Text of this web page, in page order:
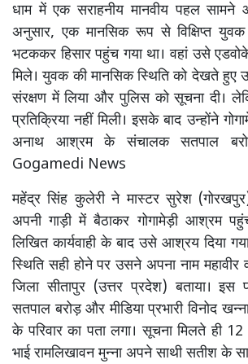
धाम में एक सराहनीय मानवीय पहल सामने
अनुसार, एक मानसिक रूप से विक्षिप्त युवक
भटककर हिसार पहुंच गया था। वहां उसे
मिले। युवक की मानसिक स्थिति को देखते हुए
संरक्षण में लिया और पुलिस को सूचना दी।
प्रतिक्रिया नहीं मिली। इसके बाद उन्होंने
अनाथ आश्रम के संचालक सतपाल
Gogamedi News
महेंद्र सिंह कुलेरी ने मास्टर सुरेश
अपनी गाड़ी में बैठाकर गोगामेड़ी आश्रम
लिखित कार्यवाही के बाद उसे आश्रय दिया
स्थिति सही होने पर उसने अपना नाम
जिला सीतापुर (उत्तर प्रदेश) बताया।
सतपाल बरोड़ और मीडिया प्रभारी विनोद
के परिवार का पता लगा। सूचना मिलते ही
भाई रामलिखावन मुन्ना अपने साथी सतीश के